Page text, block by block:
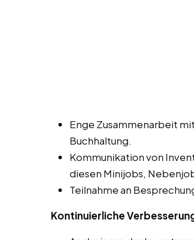
Enge Zusammenarbeit
Buchhaltung.
Kommunikation von
diesen Minijobs,
Teilnahme an
Kontinuierliche